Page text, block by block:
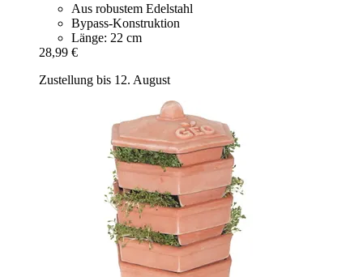
Aus robustem Edelstahl
Bypass-Konstruktion
Länge: 22 cm
28,99 €
Zustellung bis 12. August